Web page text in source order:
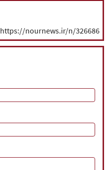
https://nournews.ir/n/326686